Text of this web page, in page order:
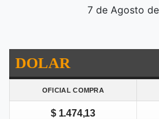
7 de Agosto
DOLAR
OFICIAL COMPRA
$ 1.474,13